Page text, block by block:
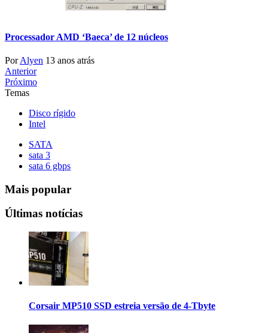
Processador AMD ‘Baeca’ de 12 núcleos
PorAlyen 13 anos atrás
Anterior
Próximo
Temas
Disco rígido
Intel
SATA
sata 3
sata 6 gbps
Mais popular
Últimas notícias
Corsair MP510 SSD estreia versão de 4-Tbyte